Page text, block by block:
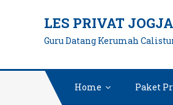
LES PRIVAT
Guru Datang Kerumah
Home Paket